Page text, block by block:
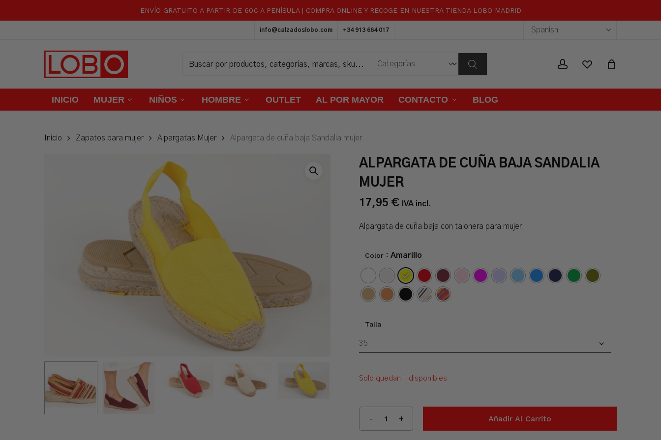
ENVÍO GRATUITO A PARTIR DE 60€ A PENÍSULA | COMPRA ONLINE Y RECOGE EN NUESTRA TIENDA LOBO MADRID
info@calzadoslobo.com +34 913 664 017
accountwishlist
INICIO MUJER NIÑOS HOMBRE OUTLET AL POR MAYOR CONTACTO BLOG
Carrito Close
Inicio Zapatos para mujer Alpargatas Mujer Alpargata de cuña baja Sandalia mujer
ALPARGATA DE CUÑA BAJA SANDALIA
MUJER
17,95 € IVA incl.
Alpargata de cuña baja con talonera para mujer
Color : Amarillo
Talla
Solo quedan 1 disponibles
Añadir Al Carrito